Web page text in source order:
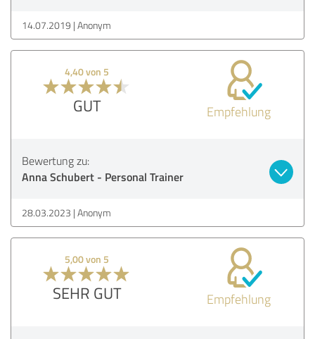
14.07.2019 Anonym
4,40 von 5
GUT Empfehlung
Bewertung zu:
Anna Schubert - Personal Trainer
28.03.2023 Anonym
5,00 von 5
SEHR GUT Empfehlung